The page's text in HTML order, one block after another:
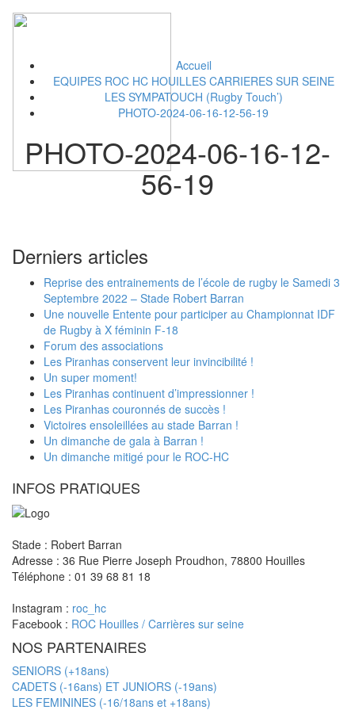
Accueil
EQUIPES ROC HC HOUILLES CARRIERES SUR SEINE
LES SYMPATOUCH (Rugby Touch’)
PHOTO-2024-06-16-12-56-19
PHOTO-2024-06-16-12-
56-19
Derniers articles
Reprise des entrainements de l’école de rugby le Samedi 3
Septembre 2022 – Stade Robert Barran
Une nouvelle Entente pour participer au Championnat IDF
de Rugby à X féminin F-18
Forum des associations
Les Piranhas conservent leur invincibilité !
Un super moment!
Les Piranhas continuent d’impressionner !
Les Piranhas couronnés de succès !
Victoires ensoleillées au stade Barran !
Un dimanche de gala à Barran !
Un dimanche mitigé pour le ROC-HC
INFOS PRATIQUES
Stade : Robert Barran
Adresse : 36 Rue Pierre Joseph Proudhon, 78800 Houilles
Téléphone : 01 39 68 81 18
Instagram : roc_hc
Facebook : ROC Houilles / Carrières sur seine
NOS PARTENAIRES
SENIORS (+18ans)
CADETS (-16ans) ET JUNIORS (-19ans)
LES FEMININES (-16/18ans et +18ans)